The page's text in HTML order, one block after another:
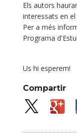
Els autors
interessats en
Per a més
Programa
Us hi esperem!
Compartir